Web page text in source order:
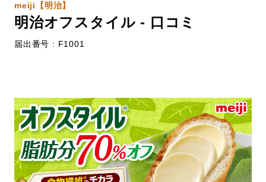
meiji【明治】
明治オフスタイル - 口コミ
届出番号 : F1001